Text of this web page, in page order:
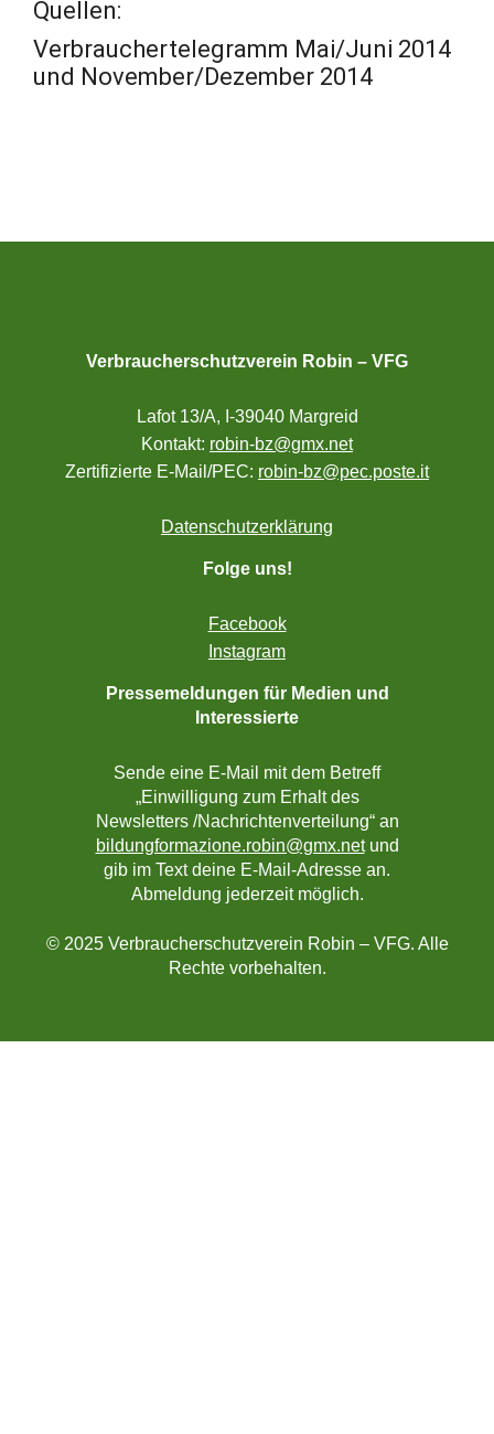
Quellen:
Verbrauchertelegramm Mai/Juni 2014
und November/Dezember 2014
Verbraucherschutzverein Robin – VFG
Lafot 13/A, I-39040 Margreid
Kontakt: robin-bz@gmx.net
Zertifizierte E-Mail/PEC: robin-bz@pec.poste.it
Datenschutzerklärung
Folge uns!
Facebook
Instagram
Pressemeldungen für Medien und
Interessierte
Sende eine E-Mail mit dem Betreff
„Einwilligung zum Erhalt des
Newsletters /Nachrichtenverteilung“ an
bildungformazione.robin@gmx.netund
gib im Text deine E-Mail-Adresse an.
Abmeldung jederzeit möglich.
© 2025 Verbraucherschutzverein Robin – VFG. Alle
Rechte vorbehalten.